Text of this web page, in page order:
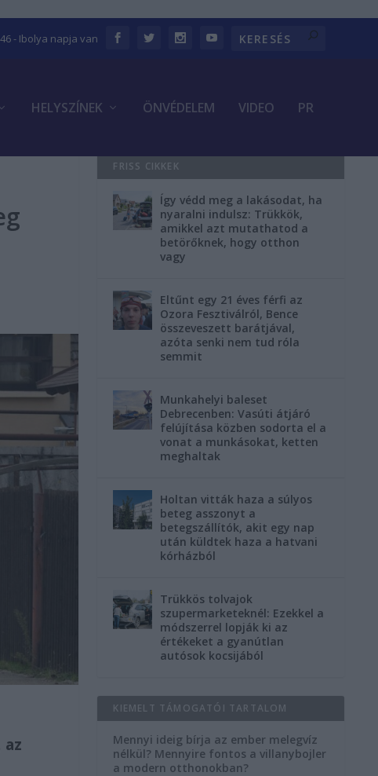
- Ibolya napja van
HELYSZÍNEK ÖNVÉDELEM VIDEO PR
FRISS CIKKEK
Így védd meg a lakásodat, ha
nyaralni indulsz: Trükkök,
amikkel azt mutathatod a
betörőknek, hogy otthon
vagy
Eltűnt egy 21 éves férfi az
Ozora Fesztiválról, Bence
összeveszett barátjával,
azóta senki nem tud róla
semmit
Munkahelyi baleset
Debrecenben: Vasúti átjáró
felújítása közben sodorta el a
vonat a munkásokat, ketten
meghaltak
Holtan vitták haza a súlyos
beteg asszonyt a
betegszállítók, akit egy nap
után küldtek haza a hatvani
kórházból
Trükkös tolvajok
szupermarketeknél: Ezekkel a
módszerrel lopják ki az
értékeket a gyanútlan
autósok kocsijából
KIEMELT TÁMOGATÓI TARTALOM
Mennyi ideig bírja az ember melegvíz
nélkül? Mennyire fontos a villanybojler
a modern otthonokban?